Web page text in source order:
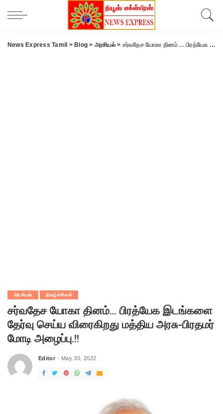
News Express Tamil > Blog > அரசியல்> சர்வதேச யோகா தினம்… பிரத்யேக இடங்களை தேர்வு செய்ய விரைகிறது மத்திய அரசு-பிரதமர் மோடி அழைப்பு.!!
அரசியல் நிகழ்ச்சிகள்
சர்வதேச யோகா தினம்… பிரத்யேக இடங்களை
தேர்வு செய்ய விரைகிறது மத்திய அரசு-பிரதமர்
மோடி அழைப்பு.!!
Posted
Editor May 30, 2022